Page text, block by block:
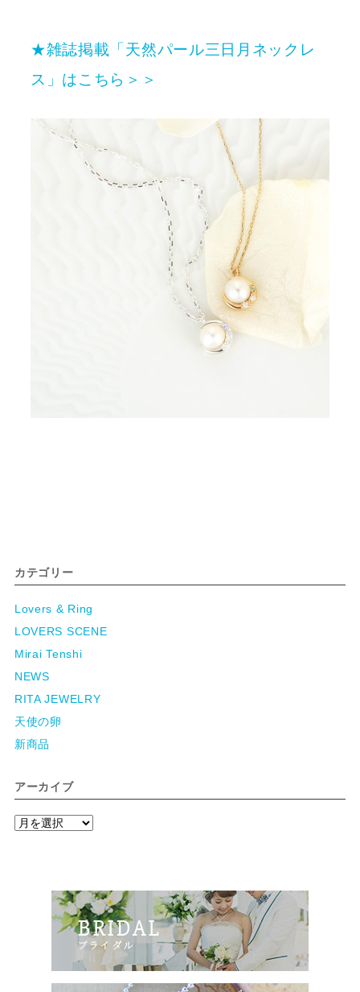
★雑誌掲載「天然パール三日月ネックレ
ス」はこちら＞＞
カテゴリー
Lovers & Ring
LOVERS SCENE
Mirai Tenshi
NEWS
RITA JEWELRY
天使の卵
新商品
アーカイブ